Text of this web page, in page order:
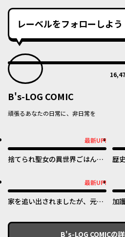
レーベルをフォローしよう
B's-LOG COMIC
頑張るあなたの日常に、非日常を
最新UP!
捨てられ聖女の異世界ごはん
歴
最新UP!
家を追い出されましたが、元気
法と前世知識で快適便利なセカ
加
～
B's-LOG COMICの